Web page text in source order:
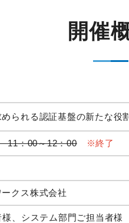
開催
られる認証基盤の新たな役
11：00～12：00※終了
クス株式会社
、システム部門ご担当者様